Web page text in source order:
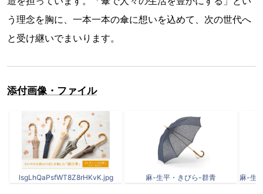
う理念を胸に、一本一本の傘に想いを込めて、次の世代へ
と受け継いでまいります。
添付画像・ファイル
lsgLhQaPsfWT8Z8rHKvK.jpg 麻-生平・きびら-群青